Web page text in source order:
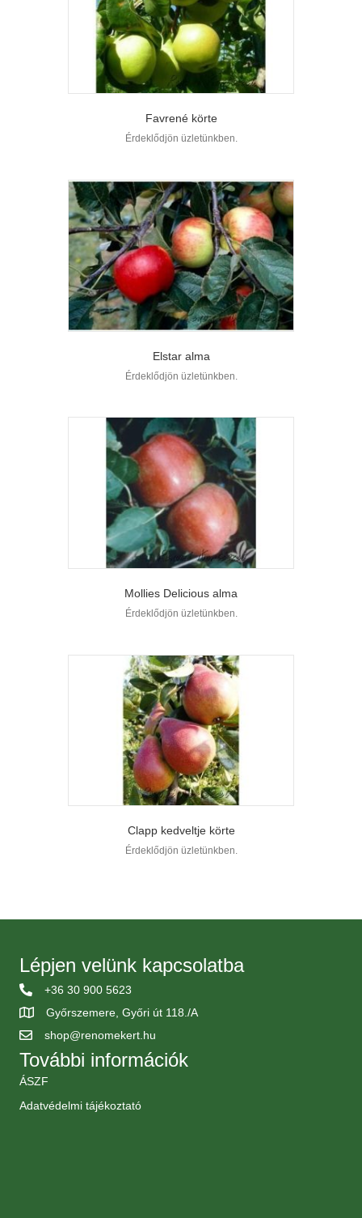
Favrené körte
Érdeklődjön üzletünkben.
Elstar alma
Érdeklődjön üzletünkben.
Mollies Delicious alma
Érdeklődjön üzletünkben.
Clapp kedveltje körte
Érdeklődjön üzletünkben.
Lépjen velünk kapcsolatba
+36 30 900 5623
Győrszemere, Győri út 118./A
shop@renomekert.hu
További információk
ÁSZF
Adatvédelmi tájékoztató